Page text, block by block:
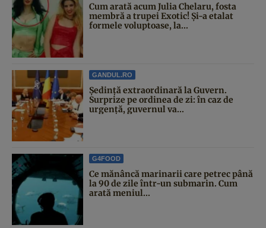
Cum arată acum Julia Chelaru, fosta
membră a trupei Exotic! Și-a etalat
formele voluptoase, la...
GANDUL.RO
Şedinţă extraordinară la Guvern.
Surprize pe ordinea de zi: în caz de
urgență, guvernul va...
G4FOOD
Ce mănâncă marinarii care petrec până
la 90 de zile într-un submarin. Cum
arată meniul...